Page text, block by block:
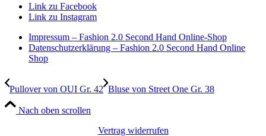
Link zu Facebook
Link zu Instagram
Impressum – Fashion 2.0 Second Hand Online-Shop
Datenschutzerklärung – Fashion 2.0 Second Hand Online
Shop
Pullover von OUI Gr. 42 Bluse von Street One Gr. 38
Nach oben scrollen
Vertrag widerrufen